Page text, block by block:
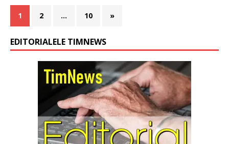
1 2 … 10 »
EDITORIALELE TIMNEWS